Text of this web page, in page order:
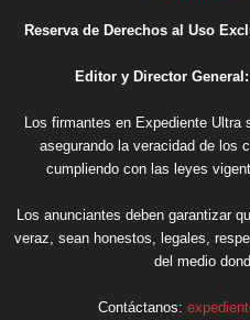
Reserva de Derechos al Uso
Editor y Director General:
Los firmantes en Expediente
asegurando la veracidad de los
cumpliendo con las leyes
Los anunciantes deben garantizar
veraz, sean honestos, legales,
del medio
Contáctanos: